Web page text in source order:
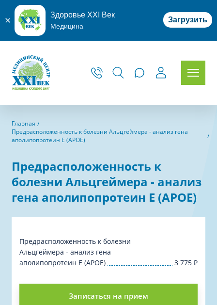
Здоровье XXI Век
Медицина
Загрузить
Главная
Предрасположенность к болезни Альцгеймера - анализ гена
аполипопротеин E (APOE)
Предрасположенность к
болезни Альцгеймера - анализ
гена аполипопротеин E (APOE)
Предрасположенность к болезни
Альцгеймера - анализ гена
аполипопротеин E (APOE)
3 775 ₽
Записаться на прием